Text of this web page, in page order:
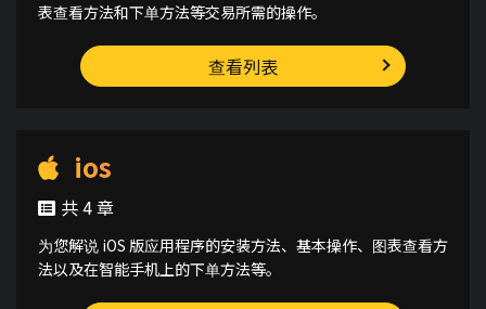
表查看方法和下单方法等交易所需的操作。
查看列表
ios
共 4 章
为您解说 iOS 版应用程序的安装方法、基本操作、图表查看方
法以及在智能手机上的下单方法等。